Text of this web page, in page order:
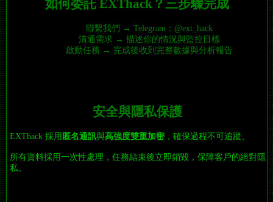
如何委託 EXThack？三步驟完成
聯繫我們 → Telegram：@ext_hack
溝通需求 → 描述你的情況與監控目標
啟動任務 → 完成後收到完整數據與分析報告
安全與隱私保護
EXThack 採用 匿名通訊與高強度雙重加密 ，確保過程不可追蹤。
所有資料採用一次性處理，任務結束後立即銷毀，保障客戶的絕對隱
私。